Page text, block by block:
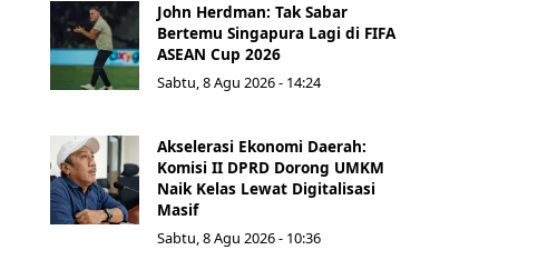
John Herdman: Tak Sabar
Bertemu Singapura Lagi di FIFA
ASEAN Cup 2026
Sabtu, 8 Agu 2026 - 14:24
Akselerasi Ekonomi Daerah:
Komisi II DPRD Dorong UMKM
Naik Kelas Lewat Digitalisasi
Masif
Sabtu, 8 Agu 2026 - 10:36